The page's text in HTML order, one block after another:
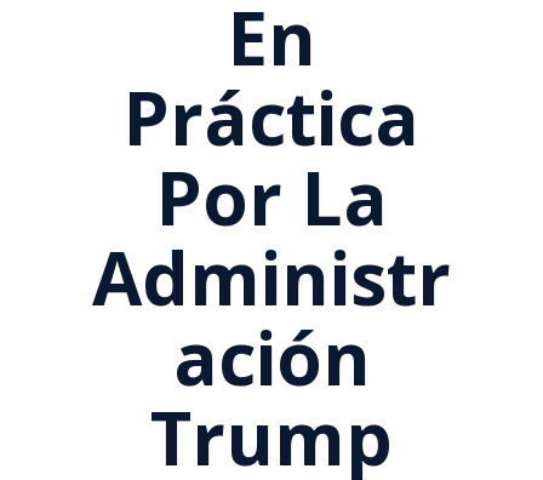
En
Práctica
Por La
Administr
Ación
Trump